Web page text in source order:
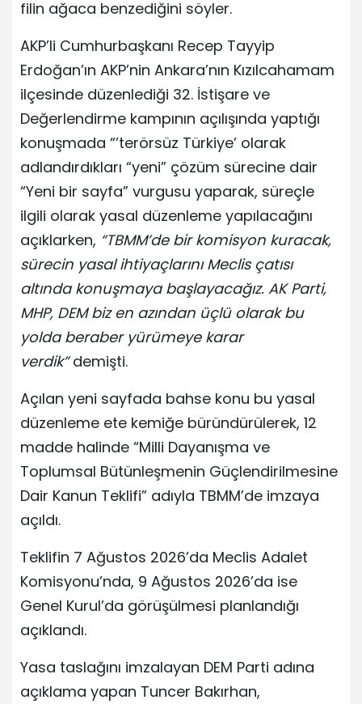
filin ağaca benzediğini söyler.
AKP’li Cumhurbaşkanı Recep Tayyip
Erdoğan’ın AKP’nin Ankara’nın Kızılcahamam
ilçesinde düzenlediği 32. İstişare ve
Değerlendirme kampının açılışında yaptığı
konuşmada “’terörsüz Türkiye’ olarak
adlandırdıkları “yeni” çözüm sürecine dair
“Yeni bir sayfa” vurgusu yaparak, süreçle
ilgili olarak yasal düzenleme yapılacağını
açıklarken, “TBMM’de bir komisyon kuracak,
sürecin yasal ihtiyaçlarını Meclis çatısı
altında konuşmaya başlayacağız. AK Parti,
MHP, DEM biz en azından üçlü olarak bu
yolda beraber yürümeye karar
verdik”demişti.
Açılan yeni sayfada bahse konu bu yasal
düzenleme ete kemiğe büründürülerek, 12
madde halinde “Milli Dayanışma ve
Toplumsal Bütünleşmenin Güçlendirilmesine
Dair Kanun Teklifi” adıyla TBMM’de imzaya
açıldı.
Teklifin 7 Ağustos 2026’da Meclis Adalet
Komisyonu’nda, 9 Ağustos 2026’da ise
Genel Kurul’da görüşülmesi planlandığı
açıklandı.
Yasa taslağını imzalayan DEM Parti adına
açıklama yapan Tuncer Bakırhan,